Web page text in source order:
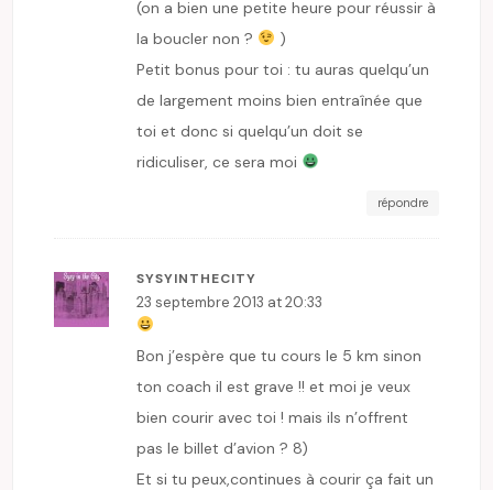
(on a bien une petite heure pour réussir à
la boucler non ?
)
Petit bonus pour toi : tu auras quelqu’un
de largement moins bien entraînée que
toi et donc si quelqu’un doit se
ridiculiser, ce sera moi
répondre
SYSYINTHECITY
23 septembre 2013 at 20:33
Bon j’espère que tu cours le 5 km sinon
ton coach il est grave !! et moi je veux
bien courir avec toi ! mais ils n’offrent
pas le billet d’avion ? 8)
Et si tu peux,continues à courir ça fait un